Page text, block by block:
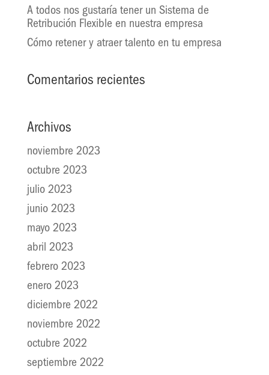
A todos nos gustaría tener un Sistema de
Retribución Flexible en nuestra empresa
Cómo retener y atraer talento en tu empresa
Comentarios recientes
Archivos
noviembre 2023
octubre 2023
julio 2023
junio 2023
mayo 2023
abril 2023
febrero 2023
enero 2023
diciembre 2022
noviembre 2022
octubre 2022
septiembre 2022